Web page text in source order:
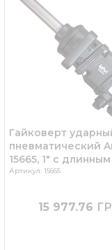
Гайковерт
пневматический
15665, 1" с
грузовой, 2600 Нм
Артикул: 15665
15 977.76